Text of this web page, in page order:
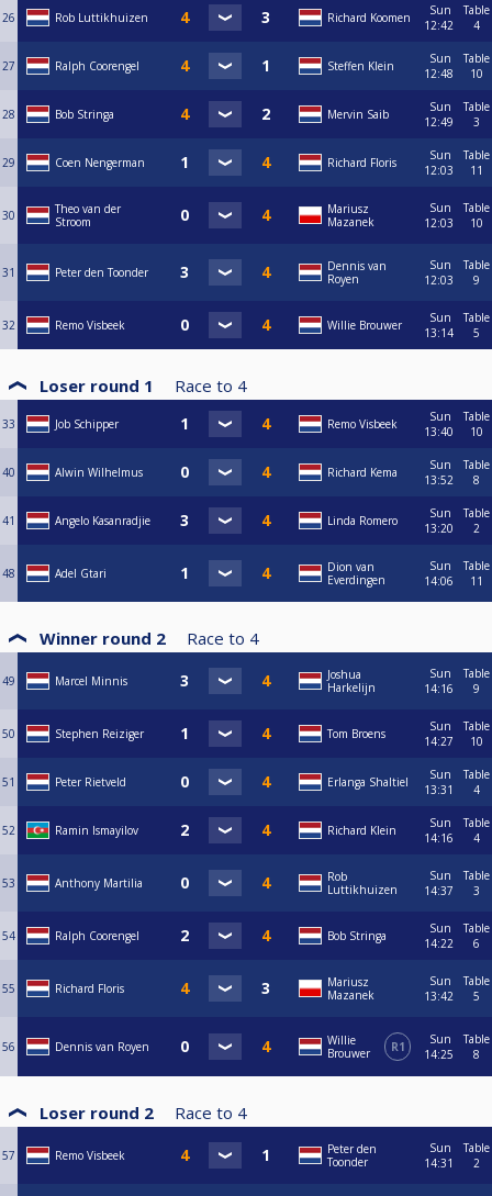
26 Rob Luttikhuizen Richard Koomen
Sun
12:42
Table
4
27 Ralph Coorengel Steffen Klein
Sun
12:48
Table
10
28 Bob Stringa Mervin Saib
Sun
12:49
Table
3
29 Coen Nengerman Richard Floris
Sun
12:03
Table
11
30
Theo van der
Stroom
Mariusz
Mazanek
Sun
12:03
Table
10
31 Peter den Toonder
Dennis van
Royen
Sun
12:03
Table
9
32 Remo Visbeek Willie Brouwer
Sun
13:14
Table
5
Loser round 1 Race to 4
33 Job Schipper Remo Visbeek
Sun
13:40
Table
10
40 Alwin Wilhelmus Richard Kema
Sun
13:52
Table
8
41 Angelo Kasanradjie Linda Romero
Sun
13:20
Table
2
48 Adel Gtari
Dion van
Everdingen
Sun
14:06
Table
11
Winner round 2 Race to 4
49 Marcel Minnis
Joshua
Harkelijn
Sun
14:16
Table
9
50 Stephen Reiziger Tom Broens
Sun
14:27
Table
10
51 Peter Rietveld Erlanga Shaltiel
Sun
13:31
Table
4
52 Ramin Ismayilov Richard Klein
Sun
14:16
Table
4
53 Anthony Martilia
Rob
Luttikhuizen
Sun
14:37
Table
3
54 Ralph Coorengel Bob Stringa
Sun
14:22
Table
6
55 Richard Floris
Mariusz
Mazanek
Sun
13:42
Table
5
56 Dennis van Royen
Willie
Brouwer
R1
Sun
14:25
Table
8
Loser round 2 Race to 4
57 Remo Visbeek
Peter den
Toonder
Sun
14:31
Table
2